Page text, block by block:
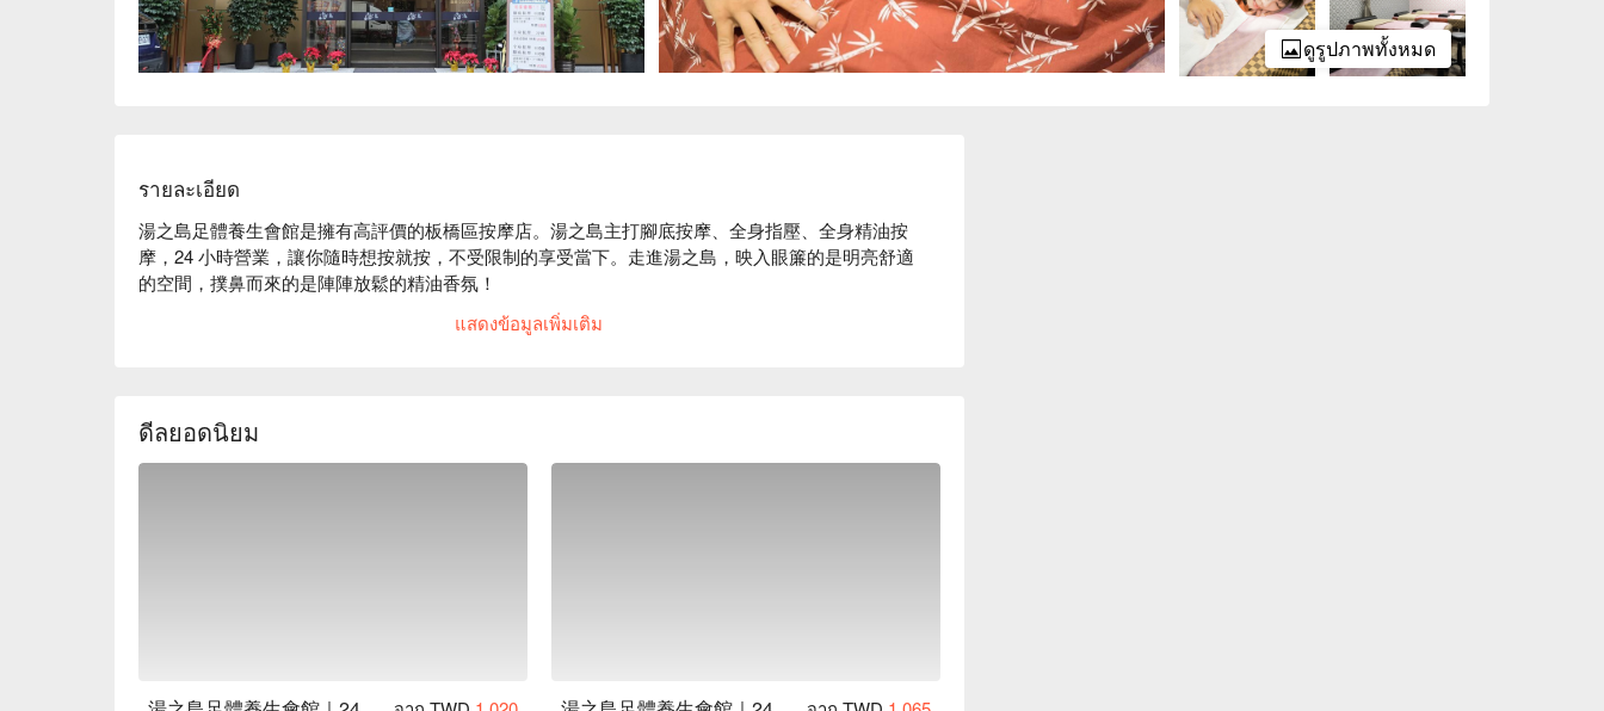
ดูรูปภาพทั้งหมด
รายละเอียด
湯之島足體養生會館是擁有高評價的板橋區按摩店。湯之島主打腳底按摩、全身指壓、全身精油按
摩，24 小時營業，讓你隨時想按就按，不受限制的享受當下。走進湯之島，映入眼簾的是明亮舒適
的空間，撲鼻而來的是陣陣放鬆的精油香氛！
湯之島提供特殊中西經絡疏通技法，一應俱全，等待您親身體驗身心輕盈的舒暢、逃離喧囂的平
แสดงข้อมูลเพิ่มเติม
ดีลยอดนิยม